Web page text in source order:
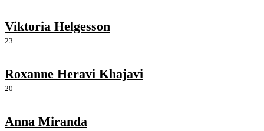
Viktoria Helgesson
23
Roxanne Heravi Khajavi
20
Anna Miranda